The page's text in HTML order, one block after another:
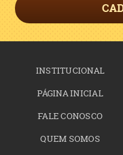
INSTITUCIONAL
PÁGINA INICIAL
FALE CONOSCO
QUEM SOMOS